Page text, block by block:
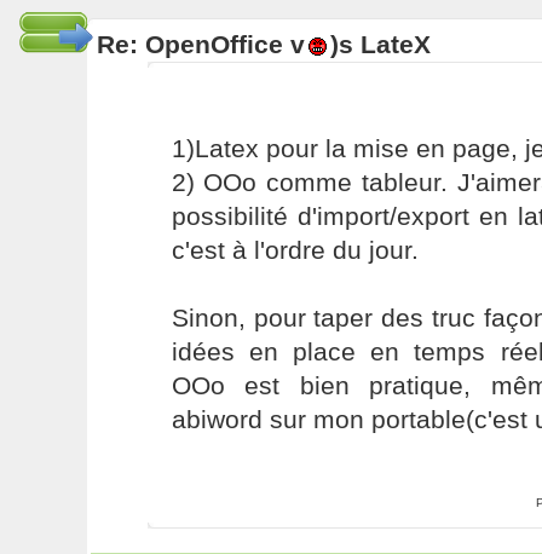
Re: OpenOffice v )s LateX
1)Latex pour la mise en page,
2) OOo comme tableur.
possibilité d'import/export en
c'est à l'ordre du jour.
Sinon, pour taper des truc
idées en place en temps
OOo est bien pratique,
abiword sur mon portable(c'est